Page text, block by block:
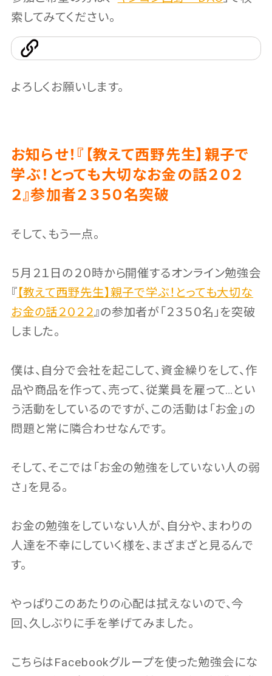
索してみてください。
よろしくお願いします。
お知らせ！『【教えて西野先生】親子で
学ぶ！とっても大切なお金の話２０２
２』参加者２３５０名突破
そして、もう一点。
５月２１日の２０時から開催するオンライン勉強会
『【教えて西野先生】親子で学ぶ！とっても大切な
お金の話２０２２』の参加者が「２３５０名」を突破
しました。
僕は、自分で会社を起こして、資金繰りをして、作
品や商品を作って、売って、従業員を雇って…とい
う活動をしているのですが、この活動は「お金」の
問題と常に隣合わせなんです。
そして、そこでは「お金の勉強をしていない人の弱
さ」を見る。
お金の勉強をしていない人が、自分や、まわりの
人達を不幸にしていく様を、まざまざと見るんで
す。
やっぱりこのあたりの心配は拭えないので、今
回、久しぶりに手を挙げてみました。
こちらはFacebookグループを使った勉強会にな